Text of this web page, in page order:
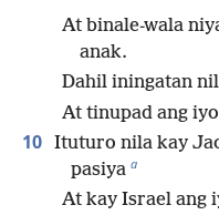
At binale-wala
anak.
Dahil iningatan
At tinupad ang
10 Ituturo nila kay
pasiya a
At kay Israel ang